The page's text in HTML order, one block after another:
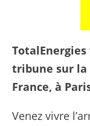
tribune sur la
France, à
Venez vivre